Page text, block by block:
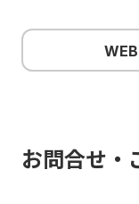
お問合せ・